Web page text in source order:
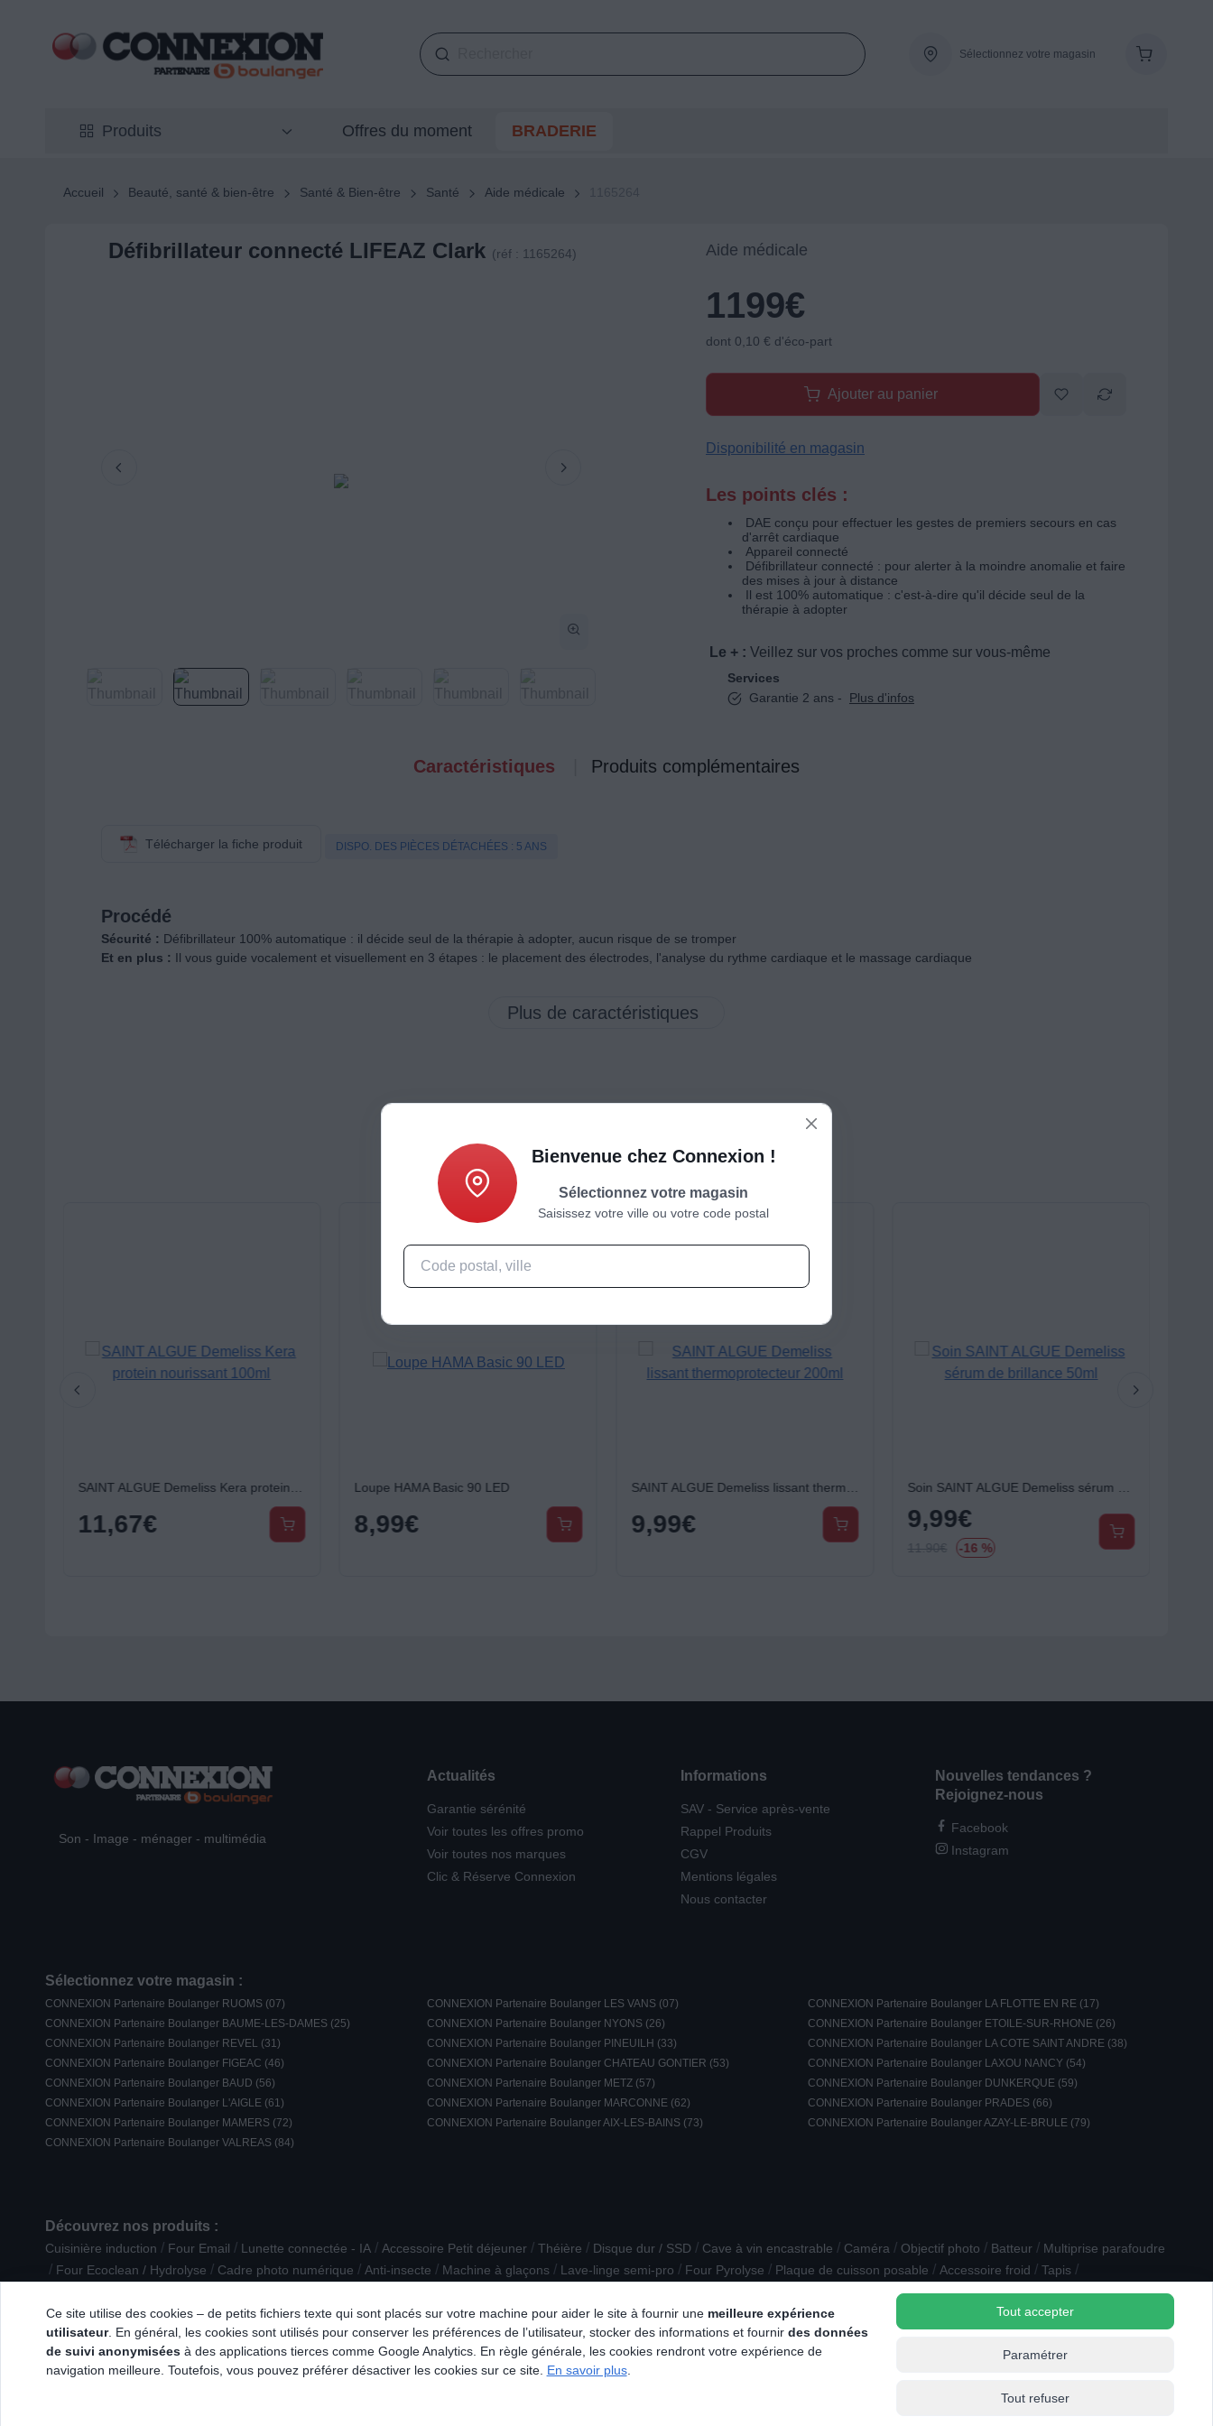
Sélectionnez votre magasin
Produits Offres du moment BRADERIE
Accueil Beauté, santé & bien-être Santé & Bien-être Santé Aide médicale
Défibrillateur connecté LIFEAZ Clark (réf : 1165264) Aide médicale
1199€
dont 0,10 € d'éco-part
Ajouter au panier
Disponibilité en magasin
Les points clés :
DAE conçu pour effectuer les gestes de premiers secours en cas
d'arrêt cardiaque
Appareil connecté
Défibrillateur connecté : pour alerter à la moindre anomalie et faire
des mises à jour à distance
Il est 100% automatique : c'est-à-dire qu'il décide seul de la
thérapie à adopter
Le + : Veillez sur vos proches comme sur vous-même
Services
Garantie 2 ans -
Plus d'infos
Caractéristiques Produits complémentaires
Télécharger la fiche produit DISPO. DES PIÈCES DÉTACHÉES : 5 ANS
Procédé
Sécurité : Défibrillateur 100% automatique : il décide seul de la thérapie à adopter, aucun risque de se tromper
Et en plus : Il vous guide vocalement et visuellement en 3 étapes : le placement des électrodes, l'analyse du rythme cardiaque et le massage cardiaque
SAINT ALGUE Demeliss Kera protein nourissant 100ml
11,67€
Loupe HAMA Basic 90 LED
8,99€
SAINT ALGUE Demeliss lissant thermoprotecteur 200ml
9,99€
Soin SAINT ALGUE Demeliss sérum de brillance 50ml
9,99€
11.90€ -16 %
Ce site utilise des cookies – de petits fichiers texte qui sont placés sur votre machine pour aider le site à fournir une meilleure expérience
utilisateur. En général, les cookies sont utilisés pour conserver les préférences de l’utilisateur, stocker des informations et fournir des données
de suivi anonymiséesà des applications tierces comme Google Analytics. En règle générale, les cookies rendront votre expérience de
navigation meilleure. Toutefois, vous pouvez préférer désactiver les cookies sur ce site. En savoir plus.
Tout accepter
Paramétrer
Tout refuser
Son - Image - ménager - multimédia
Actualités
Garantie sérénité
Voir toutes les offres promo
Voir toutes nos marques
Clic & Réserve Connexion
Informations
SAV - Service après-vente
Rappel Produits
CGV
Mentions légales
Nous contacter
Nouvelles tendances ?
Rejoignez-nous
Facebook
Instagram
Sélectionnez votre magasin :
CONNEXION Partenaire Boulanger RUOMS (07) CONNEXION Partenaire Boulanger LES VANS (07)
CONNEXION Partenaire Boulanger LA FLOTTE EN RE (17)
CONNEXION Partenaire Boulanger BAUME-LES-DAMES (25)
CONNEXION Partenaire Boulanger NYONS (26)
CONNEXION Partenaire Boulanger ETOILE-SUR-RHONE (26)
CONNEXION Partenaire Boulanger REVEL (31)
CONNEXION Partenaire Boulanger PINEUILH (33)
CONNEXION Partenaire Boulanger LA COTE SAINT ANDRE (38)
CONNEXION Partenaire Boulanger FIGEAC (46)
CONNEXION Partenaire Boulanger CHATEAU GONTIER (53)
CONNEXION Partenaire Boulanger LAXOU NANCY (54)
CONNEXION Partenaire Boulanger BAUD (56)
CONNEXION Partenaire Boulanger METZ (57)
CONNEXION Partenaire Boulanger DUNKERQUE (59)
CONNEXION Partenaire Boulanger L'AIGLE (61)
CONNEXION Partenaire Boulanger MARCONNE (62)
CONNEXION Partenaire Boulanger PRADES (66)
CONNEXION Partenaire Boulanger MAMERS (72)
CONNEXION Partenaire Boulanger AIX-LES-BAINS (73)
CONNEXION Partenaire Boulanger AZAY-LE-BRULE (79)
CONNEXION Partenaire Boulanger VALREAS (84)
Découvrez nos produits :
Cuisinière induction / Four Email / Lunette connectée - IA / Accessoire Petit déjeuner / Théière / Disque dur / SSD / Cave à vin encastrable / Caméra / Objectif photo / Batteur / Multiprise parafoudre
/ Four Ecoclean / Hydrolyse / Cadre photo numérique / Anti-insecte / Machine à glaçons / Lave-linge semi-pro / Four Pyrolyse / Plaque de cuisson posable / Accessoire froid / Tapis /
Bienvenue chez Connexion !
Sélectionnez votre magasin
Saisissez votre ville ou votre code postal